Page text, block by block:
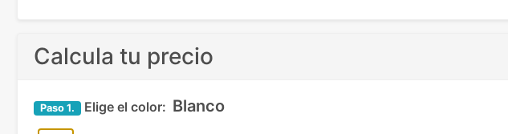
Calcula tu precio
Paso 1. Elige el color: Blanco